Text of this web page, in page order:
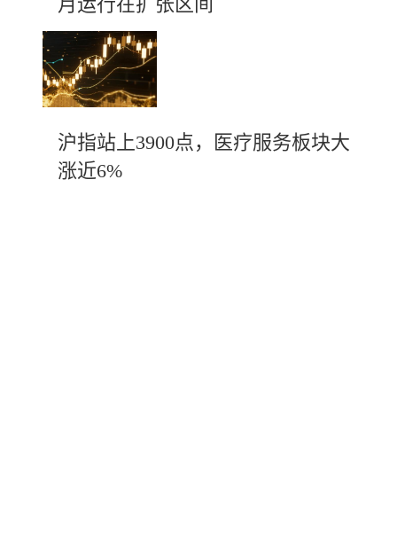
沪指站上3900点，医疗服务板块大
涨近6%